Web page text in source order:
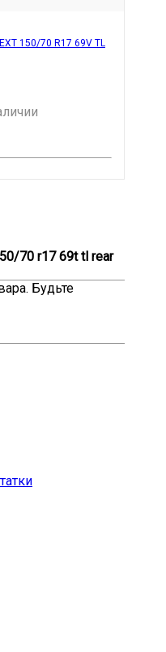
150/70 R17 69V TL
70 r17 69t tl rear
Будьте